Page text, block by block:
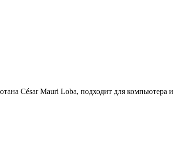
César Mauri Loba, подходит для компьютера и